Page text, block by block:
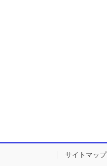
サイトマップ